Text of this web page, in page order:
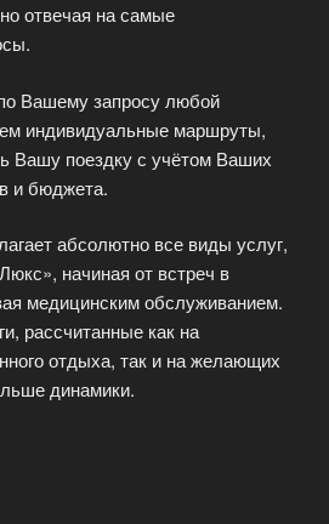
отвечая на самые
Вашему запросу любой
индивидуальные маршруты,
Вашу поездку с учётом Ваших
и бюджета.
абсолютно все виды услуг,
начиная от встреч в
медицинским обслуживанием.
рассчитанные как на
отдыха, так и на желающих
динамики.